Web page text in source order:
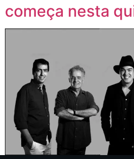
começa nesta